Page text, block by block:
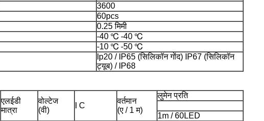
3600
60pcs
0.25 मिमी
-40 ℃ -40 ℃
-10 ℃ -50 ℃
Ip20 / IP65 (सिलिकॉन गोंद) IP67 (सिलिकॉन
ट्यूब) / IP68
एलईडी
मात्रा
वोल्टेज
(वी)
I C
वर्तमान
(ए / 1 म)
लुमेन प्रति
1m / 60LED